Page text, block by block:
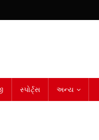
સ્પોર્ટ્સ અન્ય